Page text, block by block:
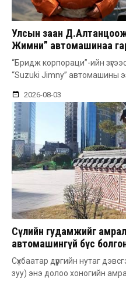
Улсын заан Д.Алтанцоож
Жимни” автомашинаа
“Бридж корпораци”-ийн
“Suzuki Jimny” автомашины
2026-08-03
Сөүлийн гудамжийг
автомашингүй бүс
Сүхбаатар дүүргийн нутаг
зуу) энэ долоо хоногийн